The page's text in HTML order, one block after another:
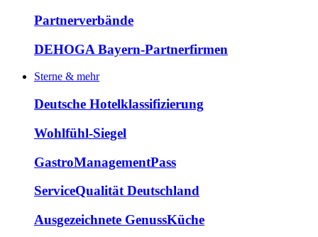
Partnerverbände
DEHOGA Bayern-Partnerfirmen
Sterne & mehr
Deutsche Hotelklassifizierung
Wohlfühl-Siegel
GastroManagementPass
ServiceQualität Deutschland
Ausgezeichnete GenussKüche